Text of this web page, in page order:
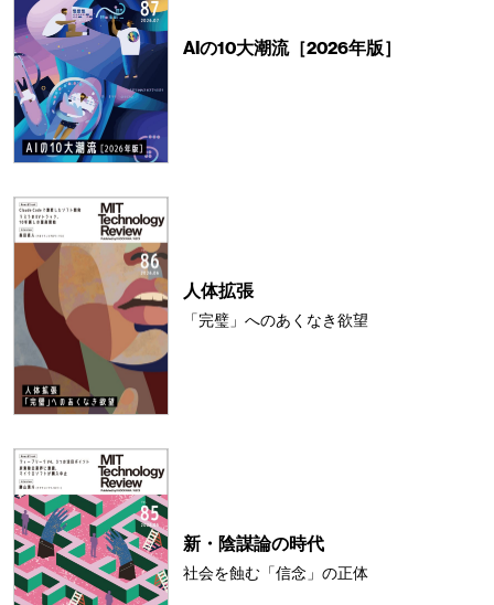
AIの10大潮流［2026年版］
人体拡張
「完璧」へのあくなき欲望
新・陰謀論の時代
社会を蝕む「信念」の正体